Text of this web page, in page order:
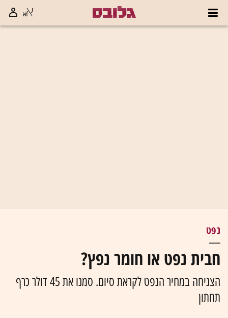
נפט
חבית נפט או חומר נפץ?
הצניחה במחיר הנפט לקראת סיום. סמנו את 45 דולר כרף
תחתון